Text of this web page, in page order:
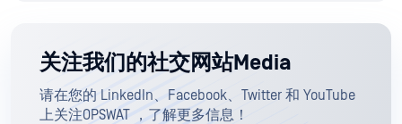
关注我们的社交网站Media
请在您的 LinkedIn、Facebook、Twitter 和 YouTube
上关注OPSWAT ，了解更多信息！